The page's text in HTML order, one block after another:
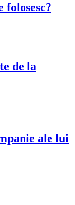
folosesc?
de la
ale lui